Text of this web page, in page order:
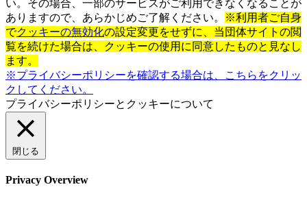
い。その場合、一部のサービスがご利用できなくなることが
ありますので、あらかじめご了解ください。
※利用者ご自身
でクッキーの無効化の設定変更をせずに、当団体サイトの閲
覧を続けた場合は、クッキーの使用に同意したものと見なし
ます。
※プライバシーポリシーを確認する場合は、こちらをクリッ
クしてください。
プライバシーポリシーとクッキーについて
閉じる
Privacy Overview